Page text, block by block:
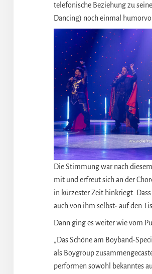
telefonische Beziehung zu
Dancing) noch einmal
Die Stimmung war nach
mit und erfreut sich an der
in kürzester Zeit hinkriegt.
auch von ihm selbst- auf den
Dann ging es weiter wie vom
„Das Schöne am Boyband-
als Boygroup
performen sowohl bekanntes